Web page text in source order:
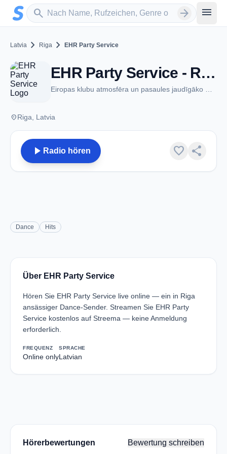
Zum Hauptinhalt springen
search
Sender suchen arrow_forward menu
Latvia chevron_right Riga chevron_right EHR Party Service
EHR Party Service - Riga
placeRiga, Latvia
play_arrow Radio hören favorite share
Dance Hits
Über EHR Party Service
Hören Sie EHR Party Service live online — ein in Riga
ansässiger Dance-Sender. Streamen Sie EHR Party
Service kostenlos auf Streema — keine Anmeldung
erforderlich.
FREQUENZ
Online only
SPRACHE
Latvian
Hörerbewertungen Bewertung schreiben